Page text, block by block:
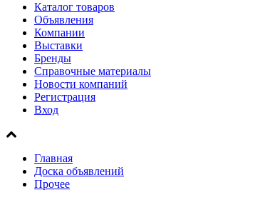
Каталог товаров
Объявления
Компании
Выставки
Бренды
Справочные материалы
Новости компаний
Регистрация
Вход
Главная
Доска объявлений
Прочее